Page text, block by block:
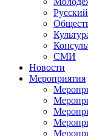
СМИ
Новости
Мероприятия